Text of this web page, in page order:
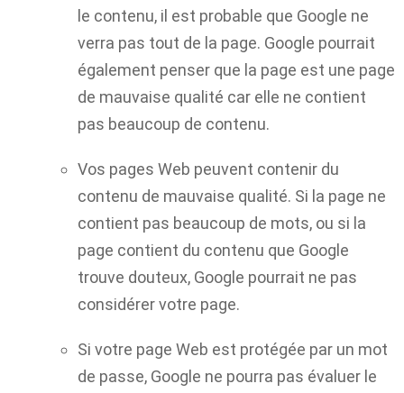
le contenu, il est probable que Google ne
verra pas tout de la page. Google pourrait
également penser que la page est une page
de mauvaise qualité car elle ne contient
pas beaucoup de contenu.
Vos pages Web peuvent contenir du
contenu de mauvaise qualité. Si la page ne
contient pas beaucoup de mots, ou si la
page contient du contenu que Google
trouve douteux, Google pourrait ne pas
considérer votre page.
Si votre page Web est protégée par un mot
de passe, Google ne pourra pas évaluer le